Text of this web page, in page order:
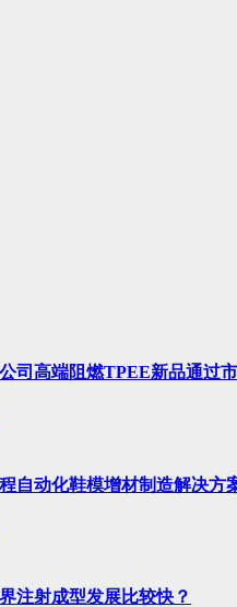
司高端阻燃TPEE新品通过
自动化鞋模增材制造解决方
注射成型发展比较快？